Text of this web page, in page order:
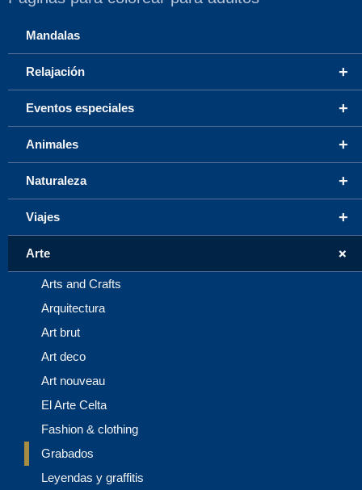
Mandalas
+
Relajación
+
Eventos especiales
+
Animales
+
Naturaleza
+
Viajes
+
Arte
Arts and Crafts
Arquitectura
Art brut
Art deco
Art nouveau
El Arte Celta
Fashion & clothing
Grabados
Leyendas y graffitis